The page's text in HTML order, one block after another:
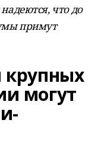
что до
примут
могут